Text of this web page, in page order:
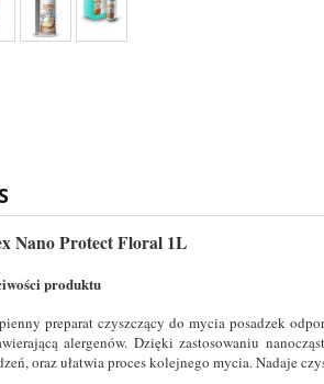
Nano Protect Floral 1L
produktu
preparat czyszczący do mycia posadzek
alergenów. Dzięki zastosowaniu
oraz ułatwia proces kolejnego mycia. Nadaje